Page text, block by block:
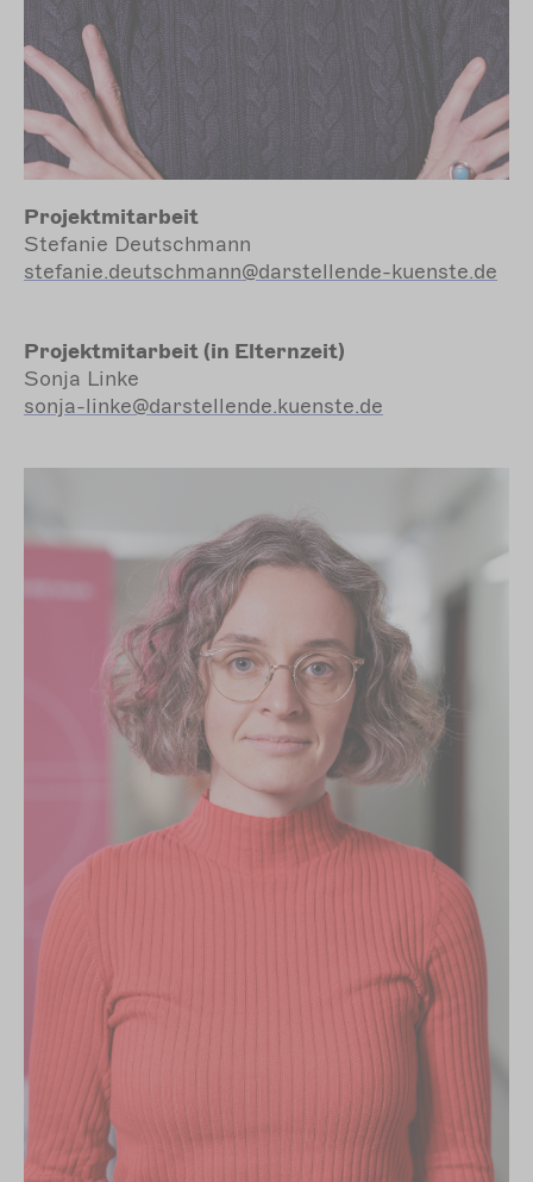
Projektmitarbeit
Stefanie Deutschmann
stefanie.deutschmann@darstellende-kuenste.de
Projektmitarbeit (in Elternzeit)
Sonja Linke
sonja-linke@darstellende.kuenste.de